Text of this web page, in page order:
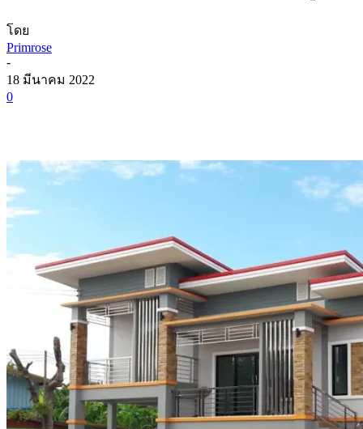
โดย
Primrose
-
18 มีนาคม 2022
0